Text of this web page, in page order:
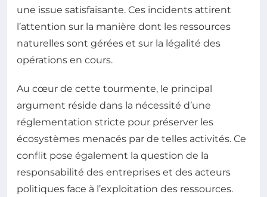
une issue satisfaisante. Ces incidents attirent
l’attention sur la manière dont les ressources
naturelles sont gérées et sur la légalité des
opérations en cours.
Au cœur de cette tourmente, le principal
argument réside dans la nécessité d’une
réglementation stricte pour préserver les
écosystèmes menacés par de telles activités. Ce
conflit pose également la question de la
responsabilité des entreprises et des acteurs
politiques face à l’exploitation des ressources.